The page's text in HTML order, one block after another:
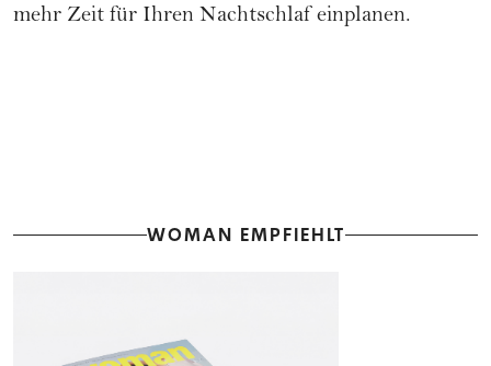
mehr Zeit für Ihren Nachtschlaf einplanen.
WOMAN EMPFIEHLT